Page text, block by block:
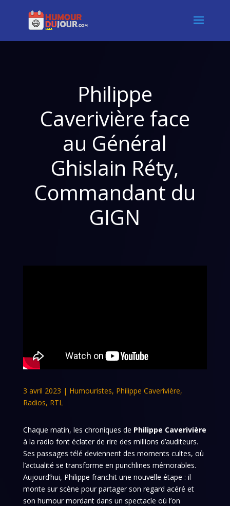
Philippe
Caverivière face
au Général
Ghislain Réty,
Commandant du
GIGN
3 avril 2023 | Humouristes, Philippe Caverivière,
Radios, RTL
Chaque matin, les chroniques de Philippe Caverivière
à la radio font éclater de rire des millions d’auditeurs.
Ses passages télé deviennent des moments cultes, où
l’actualité se transforme en punchlines mémorables.
Aujourd’hui, Philippe franchit une nouvelle étape : il
monte sur scène pour partager son regard acéré et
son humour mordant dans un spectacle où l’on